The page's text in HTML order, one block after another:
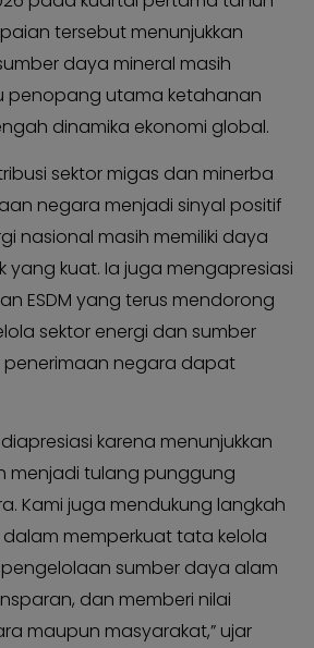
tersebut menunjukkan
daya mineral masih
penopang utama ketahanan
dinamika ekonomi global.
sektor migas dan minerba
negara menjadi sinyal positif
nasional masih memiliki daya
kuat. Ia juga mengapresiasi
ESDM yang terus mendorong
sektor energi dan sumber
negara dapat
karena menunjukkan
menjadi tulang punggung
Kami juga mendukung langkah
dalam memperkuat tata kelola
sumber daya alam
dan memberi nilai
maupun masyarakat,” ujar